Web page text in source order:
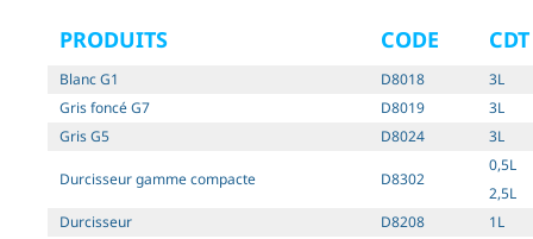
PRODUITS CODE CDT
Blanc G1 D8018
3L
Gris foncé G7
D8019
3L
Gris G5
D8024 3L
Durcisseur gamme compacte D8302
0,5L
2,5L
Durcisseur
D8208
1L